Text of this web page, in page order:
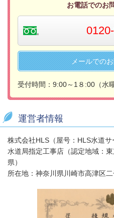
お電話でのお
メールでの
受付時間：9:00～1８:00（水
運営者情報
株式会社HLS（屋号：HLS水道サ
水道局指定工事店（認定地域：
県）
所在地：神奈川県川崎市高津区